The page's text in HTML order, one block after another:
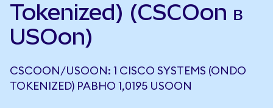
Tokenized) (CSCOon в
USOon)
CSCOON/USOON: 1 CISCO SYSTEMS (ONDO
TOKENIZED) РАВНО 1,0195 USOON